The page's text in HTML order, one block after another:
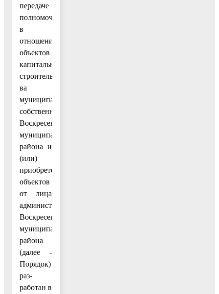
передаче
полномочий
в
отношении
объектов
капитального
строительст-
ва
муниципальной
собственности
Воскресенского
муниципального
района и
(или)
приобретения
объектов
от лица
администрации
Воскресенского
муниципального
района
(далее -
Порядок)
раз-
работан в